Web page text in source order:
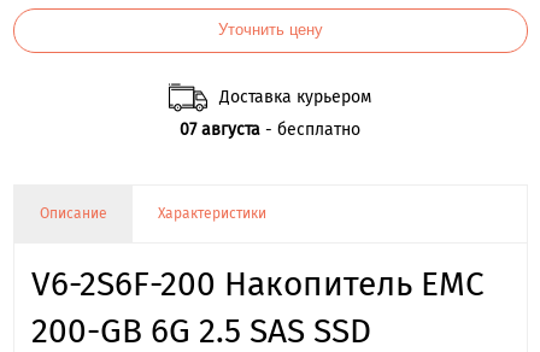
Уточнить цену
Доставка курьером
07 августа - бесплатно
Описание Характеристики
V6-2S6F-200 Накопитель EMC
200-GB 6G 2.5 SAS SSD